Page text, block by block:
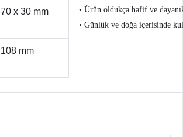
70 x 30 mm
108 mm
• Ürün oldukça hafif ve
• Günlük ve doğa içerisinde